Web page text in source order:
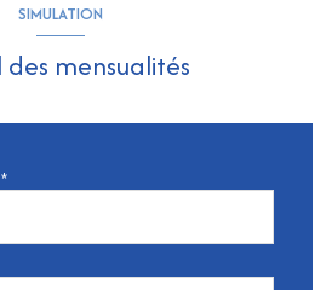
SIMULATION
des mensualités